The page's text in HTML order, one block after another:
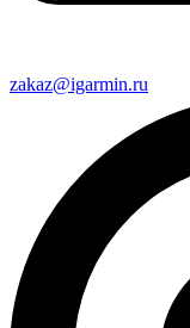
zakaz@igarmin.ru